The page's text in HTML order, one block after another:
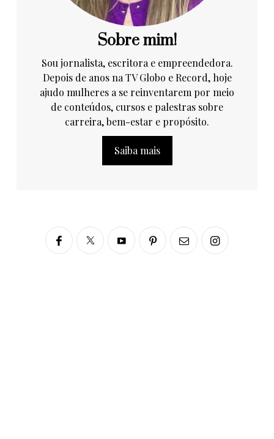
Sobre mim!
Sou jornalista, escritora e empreendedora.
Depois de anos na TV Globo e Record, hoje
ajudo mulheres a se reinventarem por meio
de conteúdos, cursos e palestras sobre
carreira, bem-estar e propósito.
Saiba mais